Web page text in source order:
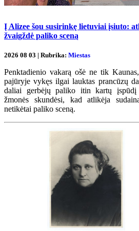
Į Alizee šou susirinkę lietuviai įsiuto:
žvaigždė paliko sceną
2026 08 03 | Rubrika: Miestas
Penktadienio vakarą ošė ne tik
pajūryje vykęs ilgai lauktas prancūzų
daliai gerbėjų paliko itin kartų įspūdį
žmonės skundėsi, kad atlikėja
netikėtai paliko sceną.